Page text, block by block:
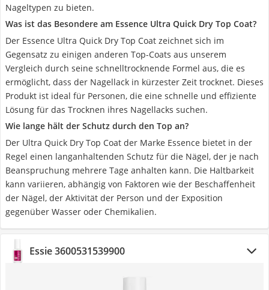
Nageltypen zu bieten.
Was ist das Besondere am Essence Ultra Quick Dry Top Coat?
Der Essence Ultra Quick Dry Top Coat zeichnet sich im
Gegensatz zu einigen anderen Top-Coats aus unserem
Vergleich durch seine schnelltrocknende Formel aus, die es
ermöglicht, dass der Nagellack in kürzester Zeit trocknet. Dieses
Produkt ist ideal für Personen, die eine schnelle und effiziente
Lösung für das Trocknen ihres Nagellacks suchen.
Wie lange hält der Schutz durch den Top an?
Der Ultra Quick Dry Top Coat der Marke Essence bietet in der
Regel einen langanhaltenden Schutz für die Nägel, der je nach
Beanspruchung mehrere Tage anhalten kann. Die Haltbarkeit
kann variieren, abhängig von Faktoren wie der Beschaffenheit
der Nägel, der Aktivität der Person und der Exposition
gegenüber Wasser oder Chemikalien.
Essie 3600531539900